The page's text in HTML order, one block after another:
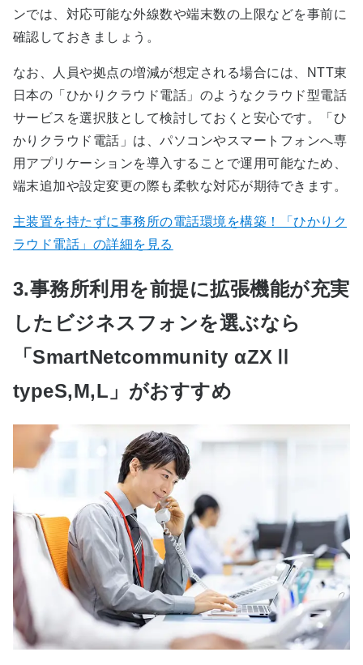
ンでは、対応可能な外線数や端末数の上限などを事前に
確認しておきましょう。
なお、人員や拠点の増減が想定される場合には、NTT東
日本の「ひかりクラウド電話」のようなクラウド型電話
サービスを選択肢として検討しておくと安心です。「ひ
かりクラウド電話」は、パソコンやスマートフォンへ専
用アプリケーションを導入することで運用可能なため、
端末追加や設定変更の際も柔軟な対応が期待できます。
主装置を持たずに事務所の電話環境を構築！「ひかりク
ラウド電話」の詳細を見る
3.事務所利用を前提に拡張機能が充実
したビジネスフォンを選ぶなら
「SmartNetcommunity αZXⅡ
typeS,M,L」がおすすめ